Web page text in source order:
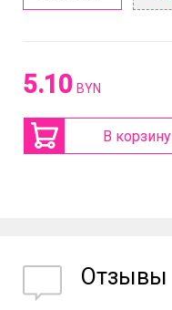
5.10 BYN
В корзину
Отзывы